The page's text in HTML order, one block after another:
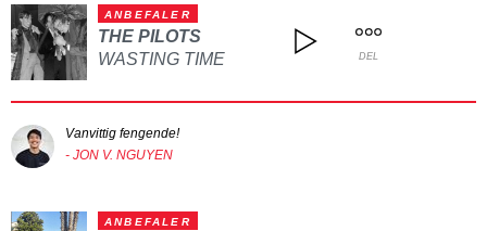
ANBEFALER
THE PILOTS
WASTING TIME
DEL
Vanvittig fengende!
- JON V. NGUYEN
ANBEFALER